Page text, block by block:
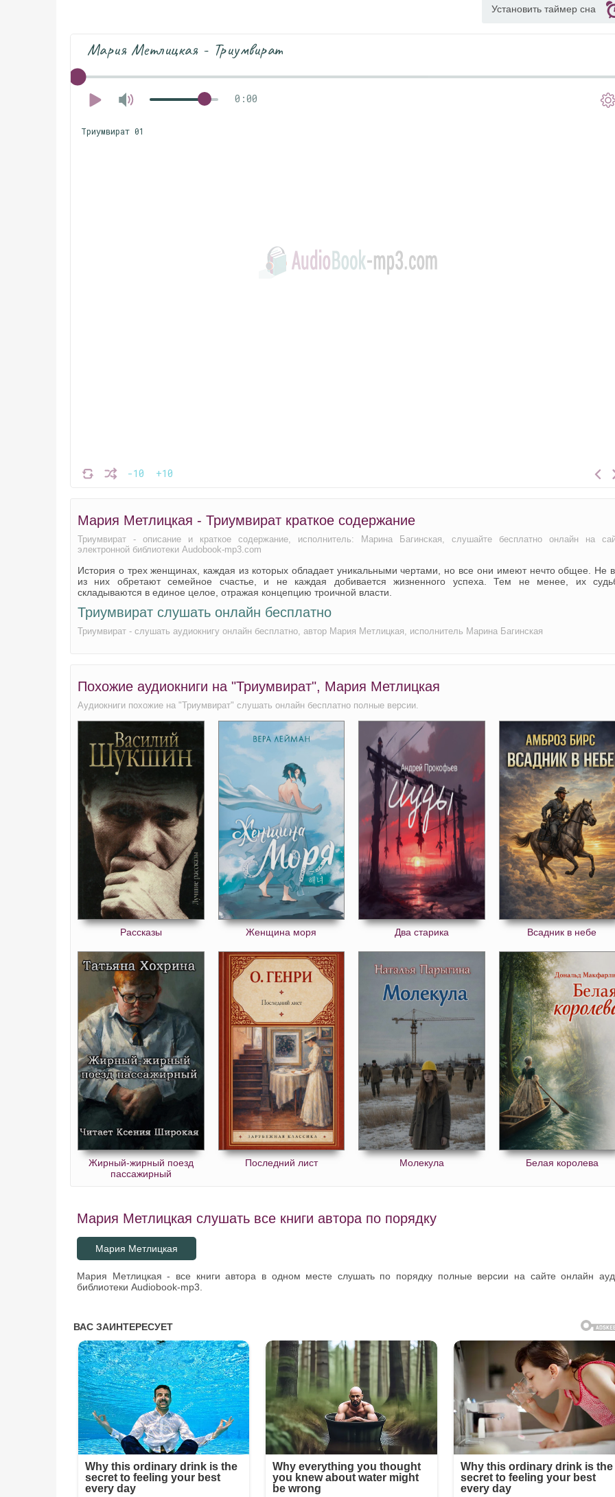
Установить таймер сна
Мария Метлицкая - Триумвират
0:00
-10 +10
Триумвират 01
Мария Метлицкая - Триумвират краткое содержание
Триумвират - описание и краткое содержание, исполнитель: Марина Багинская, слушайте бесплатно онлайн на
электронной библиотеки Audobook-mp3.com
История о трех женщинах, каждая из которых обладает уникальными чертами, но все они имеют нечто общее. Не
из них обретают семейное счастье, и не каждая добивается жизненного успеха. Тем не менее, их
складываются в единое целое, отражая концепцию троичной власти.
Триумвират слушать онлайн бесплатно
Триумвират - слушать аудиокнигу онлайн бесплатно, автор Мария Метлицкая, исполнитель Марина Багинская
Похожие аудиокниги на "Триумвират", Мария Метлицкая
Аудиокниги похожие на "Триумвират" слушать онлайн бесплатно полные версии.
Рассказы Женщина моря Два старика Всадник в небе
Жирный-жирный поезд
пассажирный
Последний лист Молекула Белая королева
Мария Метлицкая слушать все книги автора по порядку
Мария Метлицкая
Мария Метлицкая - все книги автора в одном месте слушать по порядку полные версии на сайте онлайн
библиотеки Audiobook-mp3.